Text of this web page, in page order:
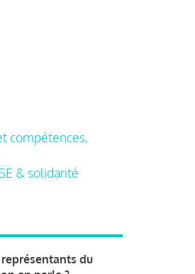
compétences,
& solidarité
du